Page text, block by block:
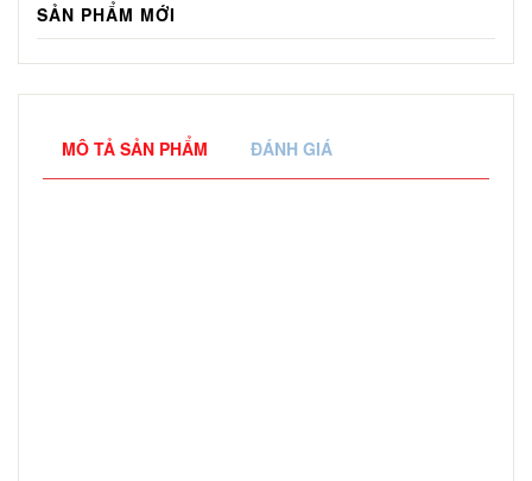
SẢN PHẨM MỚI
MÔ TẢ SẢN PHẨM ĐÁNH GIÁ